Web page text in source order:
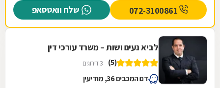
שלח וואטסאפ
לביא נעים ושות – משרד עורכי דין
(5) 3 דירוגים
דם המכבים 36, מודיעין